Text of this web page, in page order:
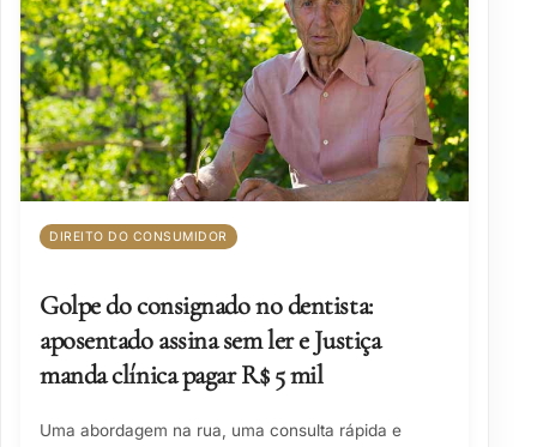
DIREITO DO CONSUMIDOR
Golpe do consignado no dentista:
aposentado assina sem ler e Justiça
manda clínica pagar R$ 5 mil
Uma abordagem na rua, uma consulta rápida e